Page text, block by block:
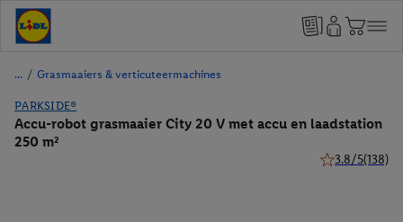
/ Grasmaaiers & verticuteermachines
PARKSIDE®
Accu-robot grasmaaier City 20 V met accu en laadstation
250 m²
3.8/5(138)